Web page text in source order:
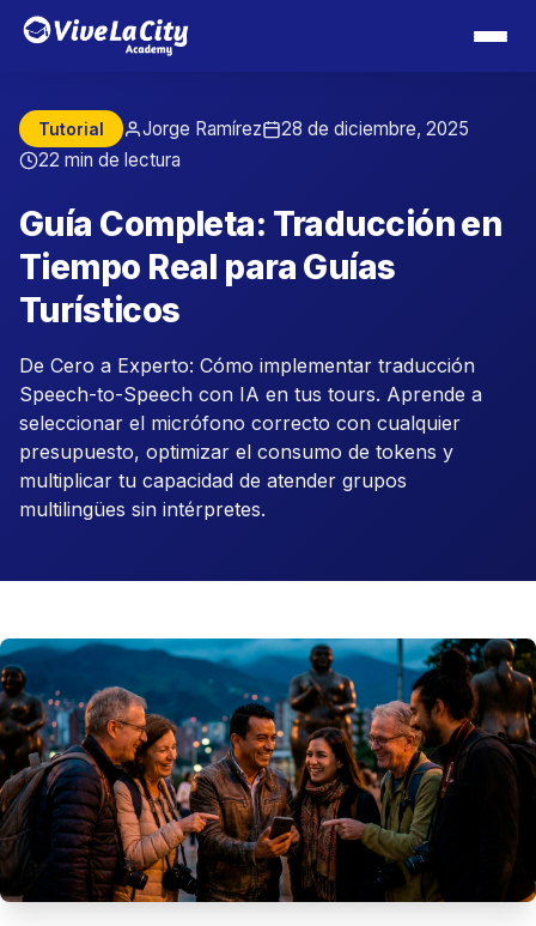
Tutorial Jorge Ramírez
28 de diciembre, 2025
22 min de lectura
Guía Completa: Traducción en
Tiempo Real para Guías
Turísticos
De Cero a Experto: Cómo implementar traducción
Speech-to-Speech con IA en tus tours. Aprende a
seleccionar el micrófono correcto con cualquier
presupuesto, optimizar el consumo de tokens y
multiplicar tu capacidad de atender grupos
multilingües sin intérpretes.